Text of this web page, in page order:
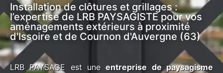
Installation de clôtures et grillages :
l’expertise de LRB PAYSAGISTE pour vos
aménagements extérieurs à proximité
d'Issoire et de Cournon d'Auvergne (63)
LRB PAYSAGE est uneentreprise de paysagisme